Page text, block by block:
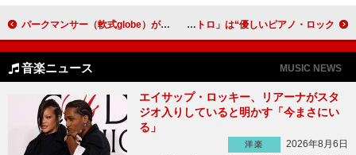
パークマンサー（軟式globe）が特別賞、globe「Love again」リミックスコンテスト受賞作品31曲が順次配信開始 大橋トリオ、ニューシングル「水中のメトロ」は“優しいピアノ・ロック”
音楽ニュース MUSIC NEWS
エイサップ・ロッキー、リアーナがスタ
ジオ入りしていると明かす「今まさにい
る」
洋楽
2026年8月6日